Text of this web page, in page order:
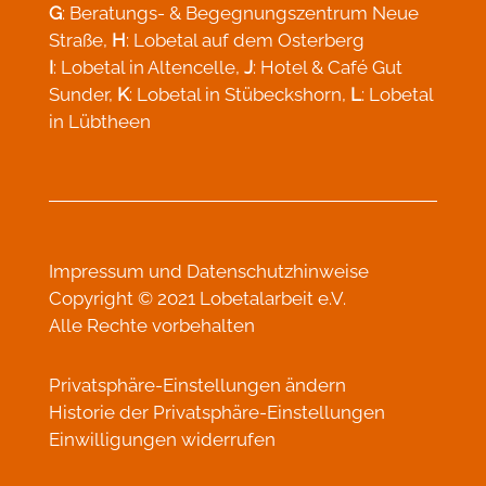
Straße,H: Lobetal auf dem Osterberg
I: Lobetal in Altencelle,J: Hotel & Café Gut
Sunder,K : Lobetal in Stübeckshorn,L: Lobetal
in Lübtheen
Copyright © 2021 Lobetalarbeit e.V.
Alle Rechte vorbehalten
Historie der Privatsphäre-Einstellungen
Einwilligungen widerrufen